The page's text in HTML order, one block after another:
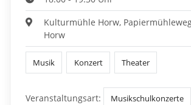
Kulturmühle Horw,
Horw
Musik Konzert Theater
Veranstaltungsart: Musikschulkonzerte